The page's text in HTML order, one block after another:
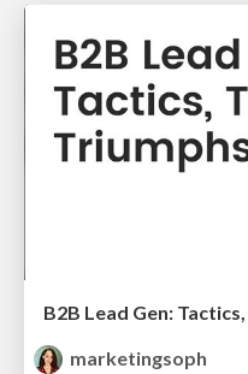
B2B Lead Gen:
marketingsoph